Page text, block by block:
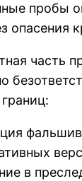
пробы
опасения
часть
в